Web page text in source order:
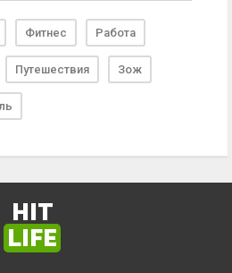
Фитнес Работа
Путешествия Зож
HIT
LIFE